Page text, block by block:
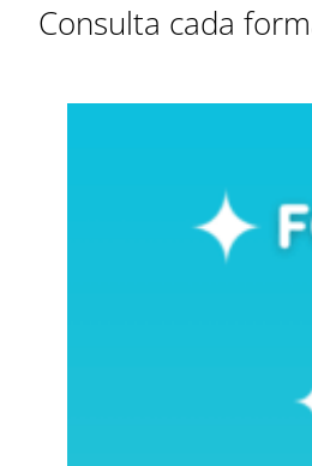
Consulta cada